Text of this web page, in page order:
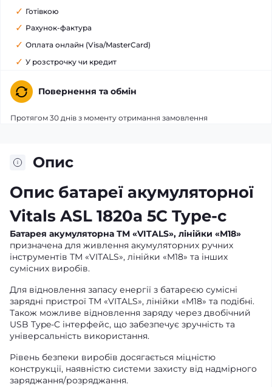
Готівкою
Рахунок-фактура
Оплата онлайн (Visa/MasterCard)
У розстрочку чи кредит
Повернення та обмін
Протягом 30 днів з моменту отримання замовлення
Опис
Опис батареї акумуляторної
Vitals ASL 1820a 5С Type-c
Батарея акумуляторна ТМ «VITALS», лінійки «М18»
призначена для живлення акумуляторних ручних
інструментів ТМ «VITALS», лінійки «М18» та інших
сумісних виробів.
Для відновлення запасу енергії з батареєю сумісні
зарядні пристрої ТМ «VITALS», лінійки «М18» та подібні.
Також можливе відновлення заряду через двобічний
USB Type-C інтерфейс, що забезпечує зручність та
універсальність використання.
Рівень безпеки виробів досягається міцністю
конструкції, наявністю системи захисту від надмірного
заряджання/розряджання.